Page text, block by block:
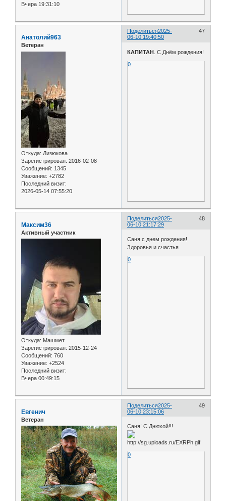
Вчера 19:31:10
Поделиться 47
2025-
06-10 19:40:50
Анатолий963
Ветеран
Откуда: Лизюкова
Зарегистрирован: 2016-02-08
Сообщений: 1345
Уважение: +2782
Последний визит:
2026-05-14 07:55:20
КАПИТАН . С Днём рождения!
0
Поделиться 48
2025-
06-10 21:17:29
Максим36
Активный участник
Откуда: Машмет
Зарегистрирован: 2015-12-24
Сообщений: 760
Уважение: +2524
Последний визит:
Вчера 00:49:15
Саня с днем рождения!
Здоровья и счастья
0
Поделиться 49
2025-
06-10 23:15:06
Евгенич
Ветеран
Саня! С Днюхой!!!
0